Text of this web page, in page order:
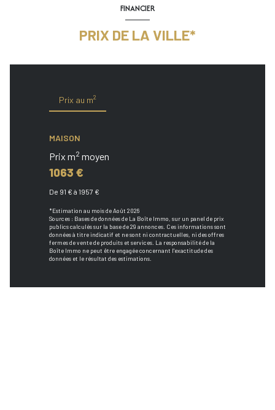
FINANCIER
PRIX DE LA VILLE*
Prix au m2
MAISON
Prix m2 moyen
1063 €
De 91 € à 1957 €
*Estimation au mois de Août 2026
Sources : Bases de données de La Boîte Immo, sur un panel de prix
publics calculés sur la base de 29 annonces. Ces informations sont
données à titre indicatif et ne sont ni contractuelles, ni des offres
fermes de vente de produits et services. La responsabilité de la
Boîte Immo ne peut être engagée concernant l'exactitude des
données et le résultat des estimations.